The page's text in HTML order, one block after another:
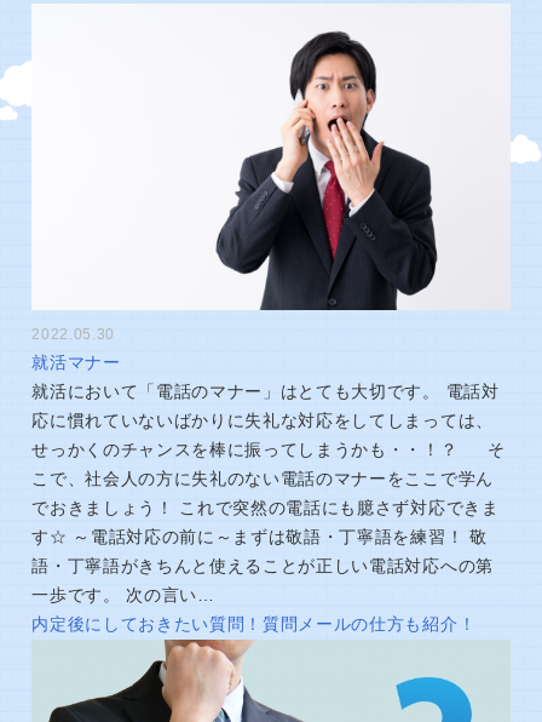
2022.05.30
就活マナー
就活において「電話のマナー」はとても大切です。 電話対
応に慣れていないばかりに失礼な対応をしてしまっては、
せっかくのチャンスを棒に振ってしまうかも・・！？ そ
こで、社会人の方に失礼のない電話のマナーをここで学ん
でおきましょう！ これで突然の電話にも臆さず対応できま
す☆ ～電話対応の前に～まずは敬語・丁寧語を練習！ 敬
語・丁寧語がきちんと使えることが正しい電話対応への第
一歩です。 次の言い…
内定後にしておきたい質問！質問メールの仕方も紹介！